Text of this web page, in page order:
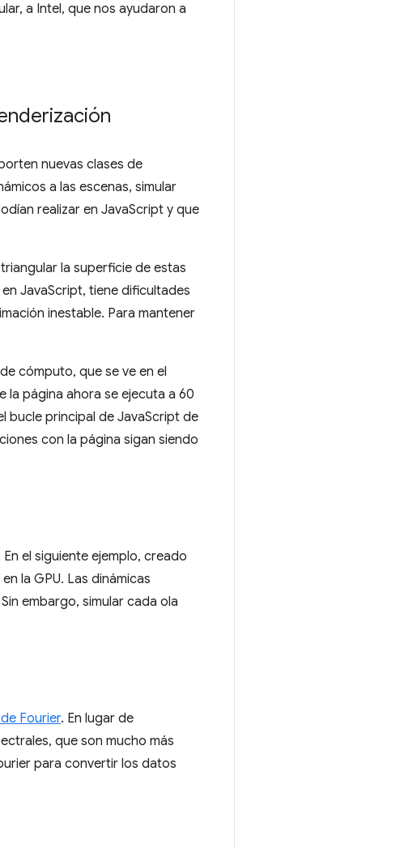
a Intel, que nos ayudaron a
nuevas clases de
a las escenas, simular
realizar en JavaScript y que
la superficie de estas
JavaScript, tiene dificultades
inestable. Para mantener
cómputo, que se ve en el
la página ahora se ejecuta a 60
bucle principal de JavaScript de
con la página sigan siendo
el siguiente ejemplo, creado
la GPU. Las dinámicas
embargo, simular cada ola
Fourier. En lugar de
que son mucho más
para convertir los datos